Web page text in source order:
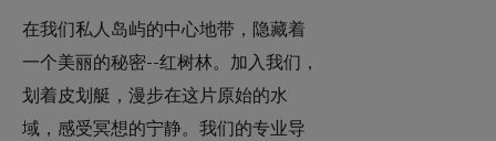
在我们私人岛屿的中心地带，隐藏着
一个美丽的秘密--红树林。加入我们，
划着皮划艇，漫步在这片原始的水
域，感受冥想的宁静。我们的专业导